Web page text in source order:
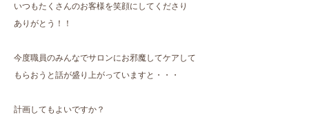
いつもたくさんのお客様を笑顔にしてくださり
ありがとう！！
今度職員のみんなでサロンにお邪魔してケアして
もらおうと話が盛り上がっていますと・・・
計画してもよいですか？